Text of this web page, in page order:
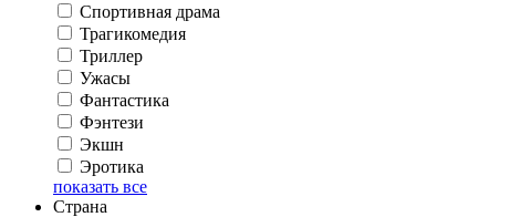
Спортивная драма
Трагикомедия
Триллер
Ужасы
Фантастика
Фэнтези
Экшн
Эротика
показать все
Страна